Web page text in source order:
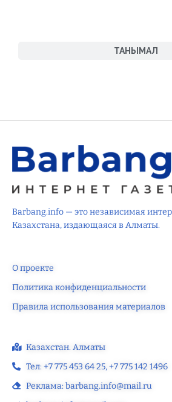
ТАНЫМАЛ
Barbang.info — это независимая
Казахстана, издающаяся в Алматы.
О проекте
Политика конфиденциальности
Правила использования материалов
Казахстан. Алматы
Тел: +7 775 453 64 25‬, +7 775 142 1496‬
Реклама: barbang.info@mail.ru